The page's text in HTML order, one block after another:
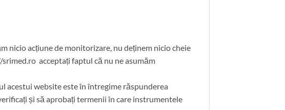
nicio acțiune de monitorizare, nu deținem nicio cheie
acceptați faptul că nu ne asumăm
acestui website este în întregime răspunderea
și să aprobați termenii în care instrumentele